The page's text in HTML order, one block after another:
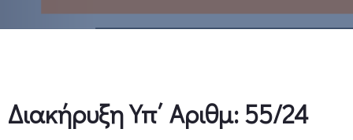
Διακήρυξη Υπ΄ Αριθμ: 55/24